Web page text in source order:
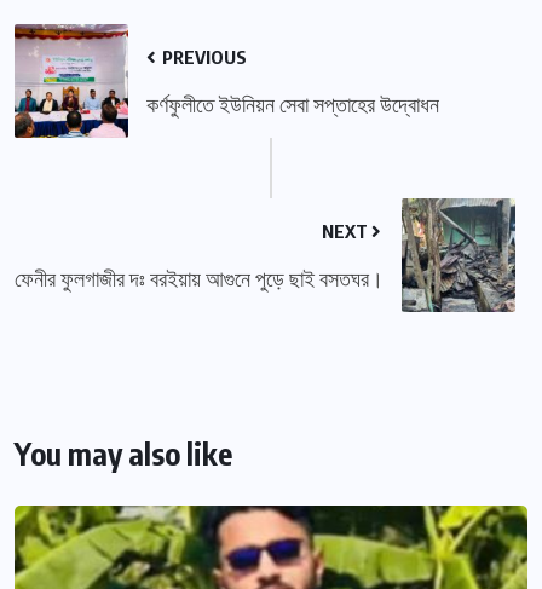
PREVIOUS
কর্ণফুলীতে ইউনিয়ন সেবা সপ্তাহের উদ্বোধন
NEXT
ফেনীর ফুলগাজীর দঃ বরইয়ায় আগুনে পুড়ে ছাই বসতঘর।
You may also like